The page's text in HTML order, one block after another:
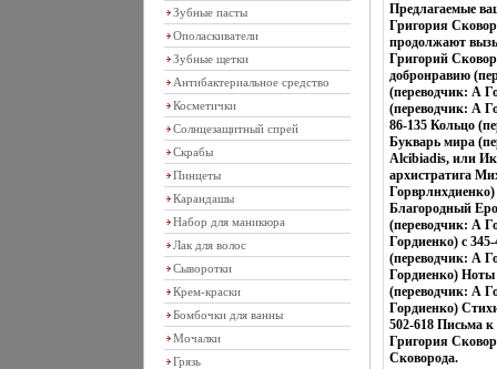
Зубные пасты
Ополаскиватели
Зубные щетки
Антибактериальное средство
Косметички
Солнцезащитный спрей
Скрабы
Пинцеты
Карандашы
Набор для маникюра
Лак для волос
Сыворотки
Крем-краски
Бомбочки для ванны
Мочалки
Грязь
Предлагаемые
Григория
продолжают
Григорий
добронравию
(переводчик: А
(переводчик: А
86-135 Кольцо
Букварь мира
Alcibiadis, или
архистратига
Горврлнхдиенко)
Благородный
(переводчик: А
Гордиенко) c
(переводчик: А
Гордиенко) Ноты
(переводчик: А
Гордиенко)
502-618 Письма
Григория
Сковорода.